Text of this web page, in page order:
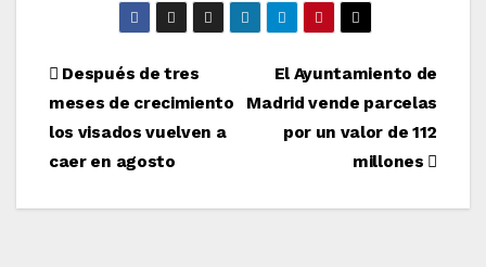
Navegación
de
entradas
El Ayuntamiento de
Madrid vende parcelas
por un valor de 112
millones
Después de tres
meses de crecimiento
los visados vuelven a
caer en agosto